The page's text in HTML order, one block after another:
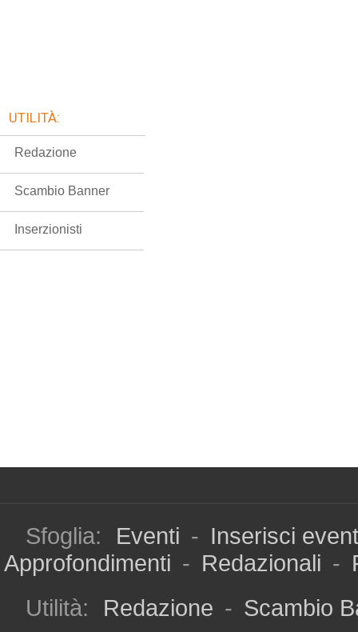
UTILITÀ:
Redazione
Scambio Banner
Inserzionisti
Sfoglia: Eventi - Inserisci
Approfondimenti - Redazionali -
Utilità:
Redazione - Scambio